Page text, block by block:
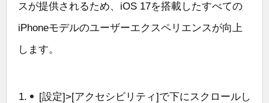
スが提供されるため、iOS 17を搭載したすべての
iPhoneモデルのユーザーエクスペリエンスが向上
します。
[設定]>[アクセシビリティ]で下にスクロールし